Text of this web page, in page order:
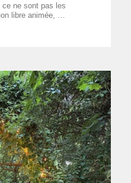
ne sont pas les
libre animée, …